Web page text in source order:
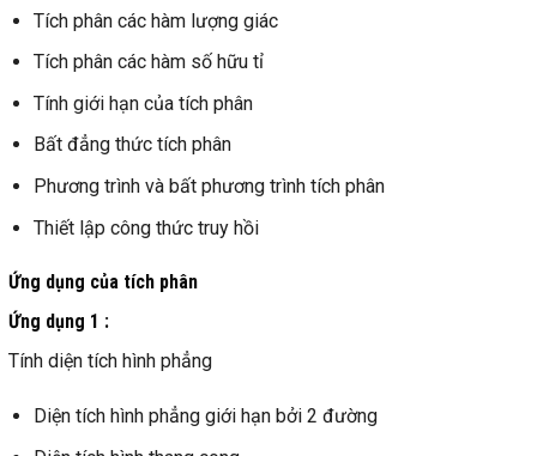
Tích phân các hàm lượng giác
Tích phân các hàm số hữu tỉ
Tính giới hạn của tích phân
Bất đẳng thức tích phân
Phương trình và bất phương trình tích phân
Thiết lập công thức truy hồi
Ứng dụng của tích phân
Ứng dụng 1 :
Tính diện tích hình phẳng
Diện tích hình phẳng giới hạn bởi 2 đường